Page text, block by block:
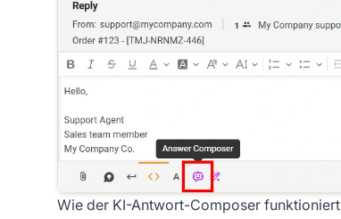
Wie der KI-Antwort-Composer funktioniert